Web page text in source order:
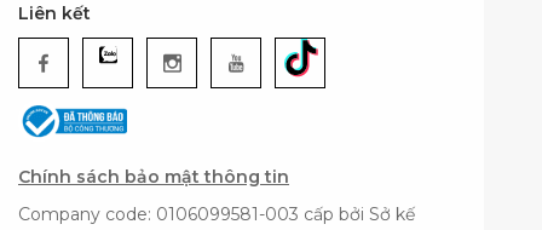
Liên kết
Chính sách bảo mật thông tin
Company code: 0106099581-003 cấp bởi Sở kế